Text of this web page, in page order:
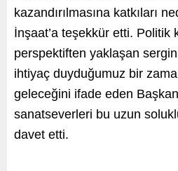
kazandırılmasına katkıları
İnşaat’a teşekkür etti. Politik
perspektiften yaklaşan
ihtiyaç duyduğumuz bir
geleceğini ifade eden
sanatseverleri bu uzun
davet etti.